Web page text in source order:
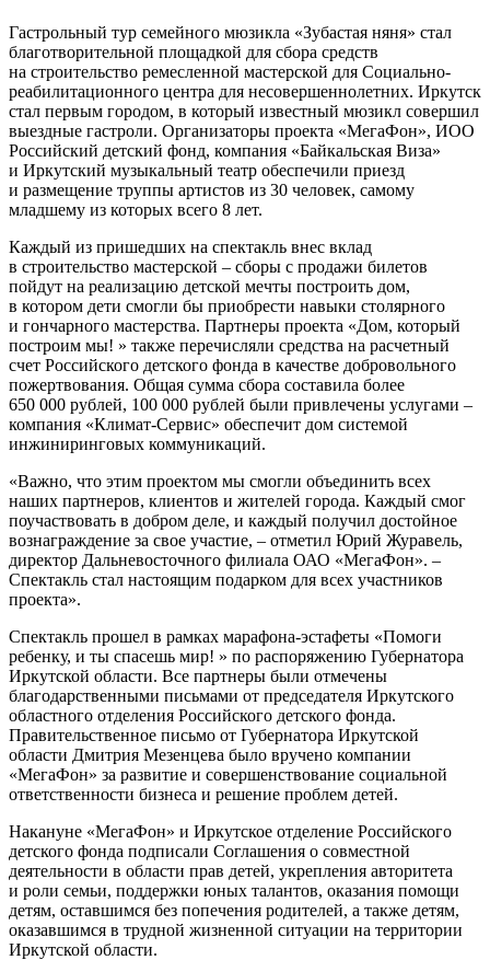
Гастрольный тур семейного мюзикла «Зубастая няня» стал
благотворительной площадкой для сбора средств
на строительство ремесленной мастерской для Социально-
реабилитационного центра для несовершеннолетних. Иркутск
стал первым городом, в который известный мюзикл совершил
выездные гастроли. Организаторы проекта «МегаФон», ИОО
Российский детский фонд, компания «Байкальская Виза»
и Иркутский музыкальный театр обеспечили приезд
и размещение труппы артистов из 30 человек, самому
младшему из которых всего 8 лет.
Каждый из пришедших на спектакль внес вклад
в строительство мастерской – сборы с продажи билетов
пойдут на реализацию детской мечты построить дом,
в котором дети смогли бы приобрести навыки столярного
и гончарного мастерства. Партнеры проекта «Дом, который
построим мы! » также перечисляли средства на расчетный
счет Российского детского фонда в качестве добровольного
пожертвования. Общая сумма сбора составила более
650 000 рублей, 100 000 рублей были привлечены услугами –
компания «Климат-Сервис» обеспечит дом системой
инжиниринговых коммуникаций.
«Важно, что этим проектом мы смогли объединить всех
наших партнеров, клиентов и жителей города. Каждый смог
поучаствовать в добром деле, и каждый получил достойное
вознаграждение за свое участие, – отметил Юрий Журавель,
директор Дальневосточного филиала ОАО «МегаФон». –
Спектакль стал настоящим подарком для всех участников
проекта».
Спектакль прошел в рамках марафона-эстафеты «Помоги
ребенку, и ты спасешь мир! » по распоряжению Губернатора
Иркутской области. Все партнеры были отмечены
благодарственными письмами от председателя Иркутского
областного отделения Российского детского фонда.
Правительственное письмо от Губернатора Иркутской
области Дмитрия Мезенцева было вручено компании
«МегаФон» за развитие и совершенствование социальной
ответственности бизнеса и решение проблем детей.
Накануне «МегаФон» и Иркутское отделение Российского
детского фонда подписали Соглашения о совместной
деятельности в области прав детей, укрепления авторитета
и роли семьи, поддержки юных талантов, оказания помощи
детям, оставшимся без попечения родителей, а также детям,
оказавшимся в трудной жизненной ситуации на территории
Иркутской области.